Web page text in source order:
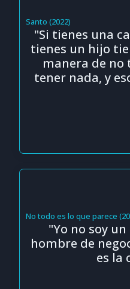
Santo (2022)
"Si tienes una
tienes un hijo
manera de no
tener nada, y
No todo es lo que parece
"Yo no soy
hombre de
es la